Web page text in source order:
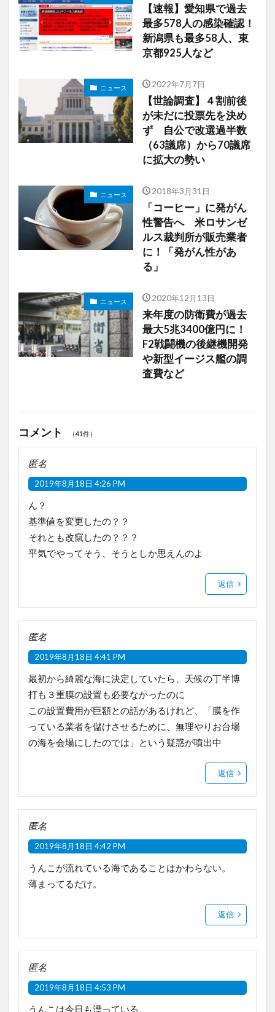
【速報】愛知県で過去
最多578人の感染確認！
新潟県も最多58人、東
京都925人など
ニュース 2022年7月7日
【世論調査】４割前後
が未だに投票先を決め
ず 自公で改選過半数
（63議席）から70議席
に拡大の勢い
ニュース 2018年3月31日
「コーヒー」に発がん
性警告へ 米ロサンゼ
ルス裁判所が販売業者
に！「発がん性があ
る」
ニュース 2020年12月13日
来年度の防衛費が過去
最大5兆3400億円に！
F2戦闘機の後継機開発
や新型イージス艦の調
査費など
コメント （41件）
匿名
2019年8月18日 4:26 PM
ん？
基準値を変更したの？？
それとも改竄したの？？？
平気でやってそう、そうとしか思えんのよ
返信
匿名
2019年8月18日 4:41 PM
最初から綺麗な海に決定していたら、天候の丁半博
打も３重膜の設置も必要なかったのに
この設置費用が巨額との話があるけれど、「膜を作
っている業者を儲けさせるために、無理やりお台場
の海を会場にしたのでは」という疑惑が噴出中
返信
匿名
2019年8月18日 4:42 PM
うんこが流れている海であることはかわらない。
薄まってるだけ。
返信
匿名
2019年8月18日 4:53 PM
うんこは今日も漂っている。